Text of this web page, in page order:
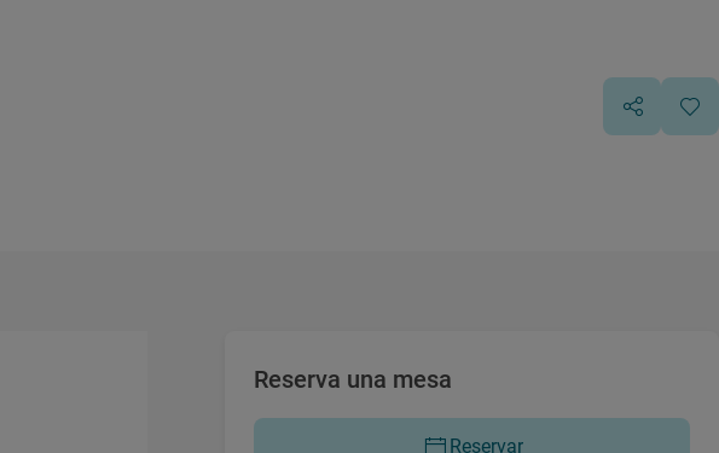
Reserva una mesa
Reservar